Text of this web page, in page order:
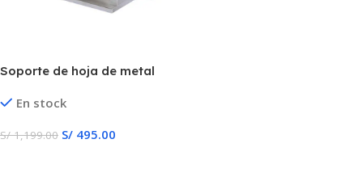
Soporte de hoja de metal
En stock
S/1,199.00 S/ 495.00